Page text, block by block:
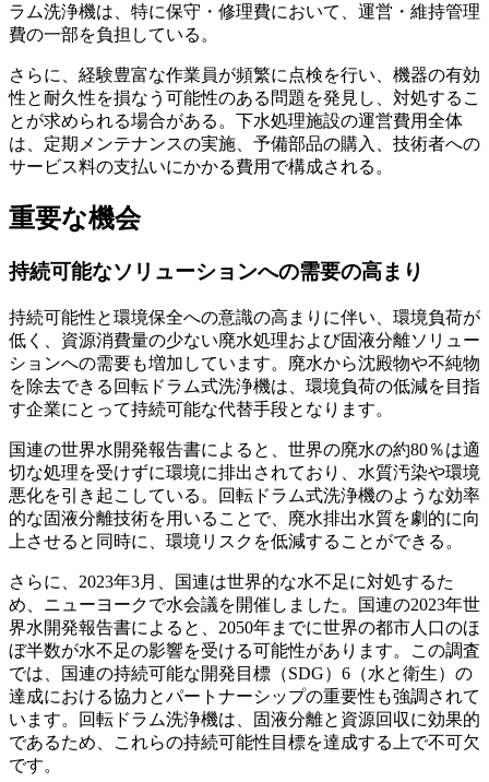
ラム洗浄機は、特に保守・修理費において、運営・維持管理
費の一部を負担している。
さらに、経験豊富な作業員が頻繁に点検を行い、機器の有効
性と耐久性を損なう可能性のある問題を発見し、対処するこ
とが求められる場合がある。下水処理施設の運営費用全体
は、定期メンテナンスの実施、予備部品の購入、技術者への
サービス料の支払いにかかる費用で構成される。
重要な機会
持続可能なソリューションへの需要の高まり
持続可能性と環境保全への意識の高まりに伴い、環境負荷が
低く、資源消費量の少ない廃水処理および固液分離ソリュー
ションへの需要も増加しています。廃水から沈殿物や不純物
を除去できる回転ドラム式洗浄機は、環境負荷の低減を目指
す企業にとって持続可能な代替手段となります。
国連の世界水開発報告書によると、世界の廃水の約80％は適
切な処理を受けずに環境に排出されており、水質汚染や環境
悪化を引き起こしている。回転ドラム式洗浄機のような効率
的な固液分離技術を用いることで、廃水排出水質を劇的に向
上させると同時に、環境リスクを低減することができる。
さらに、2023年3月、国連は世界的な水不足に対処するた
め、ニューヨークで水会議を開催しました。国連の2023年世
界水開発報告書によると、2050年までに世界の都市人口のほ
ぼ半数が水不足の影響を受ける可能性があります。この調査
では、国連の持続可能な開発目標（SDG）6（水と衛生）の
達成における協力とパートナーシップの重要性も強調されて
います。回転ドラム洗浄機は、固液分離と資源回収に効果的
であるため、これらの持続可能性目標を達成する上で不可欠
です。